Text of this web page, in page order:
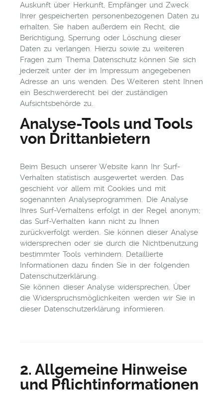
Auskunft über Herkunft, Empfänger und Zweck
Ihrer gespeicherten personenbezogenen Daten zu
erhalten. Sie haben außerdem ein Recht, die
Berichtigung, Sperrung oder Löschung dieser
Daten zu verlangen. Hierzu sowie zu weiteren
Fragen zum Thema Datenschutz können Sie sich
jederzeit unter der im Impressum angegebenen
Adresse an uns wenden. Des Weiteren steht Ihnen
ein Beschwerderecht bei der zuständigen
Aufsichtsbehörde zu.
Analyse-Tools und Tools
von Drittanbietern
Beim Besuch unserer Website kann Ihr Surf-
Verhalten statistisch ausgewertet werden. Das
geschieht vor allem mit Cookies und mit
sogenannten Analyseprogrammen. Die Analyse
Ihres Surf-Verhaltens erfolgt in der Regel anonym;
das Surf-Verhalten kann nicht zu Ihnen
zurückverfolgt werden. Sie können dieser Analyse
widersprechen oder sie durch die Nichtbenutzung
bestimmter Tools verhindern. Detaillierte
Informationen dazu finden Sie in der folgenden
Datenschutzerklärung.
Sie können dieser Analyse widersprechen. Über
die Widerspruchsmöglichkeiten werden wir Sie in
dieser Datenschutzerklärung informieren.
2. Allgemeine Hinweise
und Pflichtinformationen